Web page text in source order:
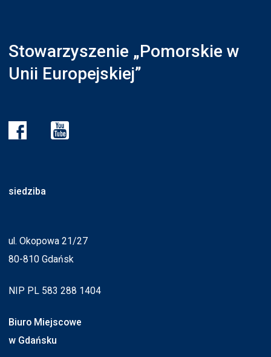
Stowarzyszenie „Pomorskie w
Unii Europejskiej”
siedziba
ul. Okopowa 21/27
80-810 Gdańsk
NIP PL 583 288 1404
Biuro Miejscowe
w Gdańsku